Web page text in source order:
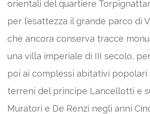
orientali del quartiere
per l’esattezza il grande parco di
che ancora conserva tracce
una villa imperiale di III secolo,
poi ai complessi abitativi popolari
terreni del principe Lancellotti e
Muratori e De Renzi negli anni